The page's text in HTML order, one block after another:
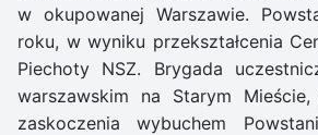
w okupowanej Warszawie.
roku, w wyniku przekształcenia
Piechoty NSZ. Brygada
warszawskim na Starym
zaskoczenia wybuchem